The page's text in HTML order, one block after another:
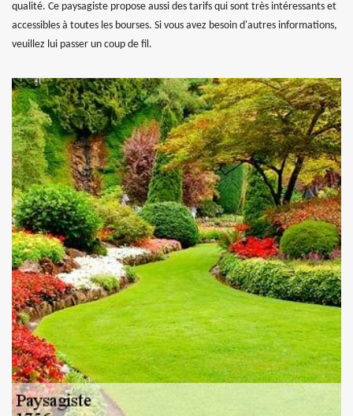
qualité. Ce paysagiste propose aussi des tarifs qui sont très intéressants et
accessibles à toutes les bourses. Si vous avez besoin d'autres informations,
veuillez lui passer un coup de fil.